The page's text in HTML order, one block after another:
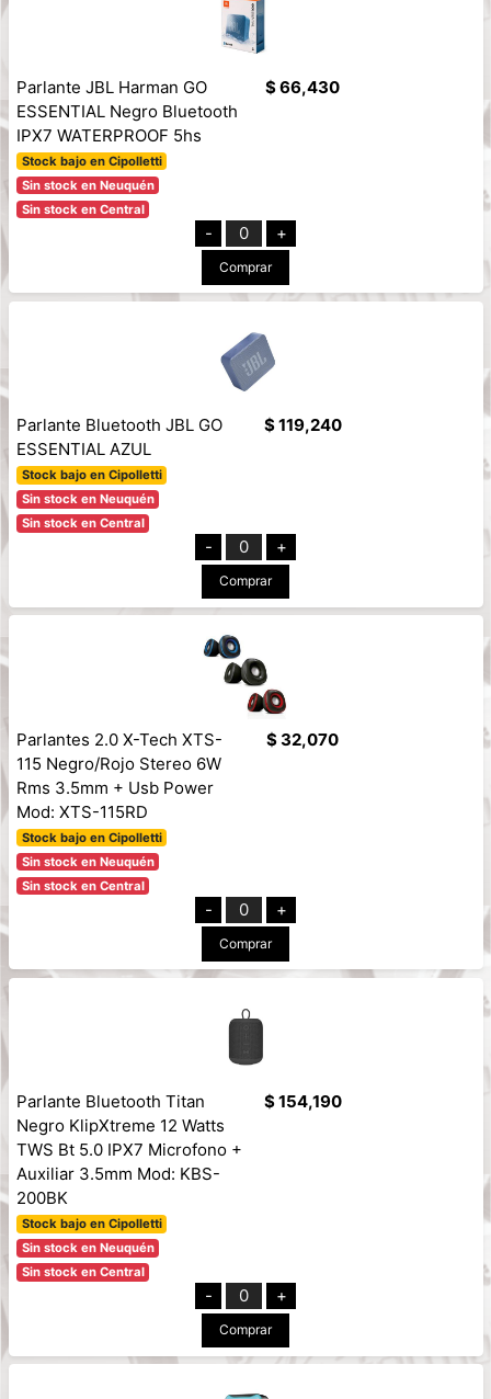
Parlante JBL Harman GO
ESSENTIAL Negro Bluetooth
IPX7 WATERPROOF 5hs
Stock bajo en Cipolletti
Sin stock en Neuquén
Sin stock en Central
$ 66,430
- 0 +
Comprar
Parlante Bluetooth JBL GO
ESSENTIAL AZUL
Stock bajo en Cipolletti
Sin stock en Neuquén
Sin stock en Central
$ 119,240
- 0 +
Comprar
Parlantes 2.0 X-Tech XTS-
115 Negro/Rojo Stereo 6W
Rms 3.5mm + Usb Power
Mod: XTS-115RD
Stock bajo en Cipolletti
Sin stock en Neuquén
Sin stock en Central
$ 32,070
- 0 +
Comprar
Parlante Bluetooth Titan
Negro KlipXtreme 12 Watts
TWS Bt 5.0 IPX7 Microfono +
Auxiliar 3.5mm Mod: KBS-
200BK
Stock bajo en Cipolletti
Sin stock en Neuquén
Sin stock en Central
$ 154,190
- 0 +
Comprar